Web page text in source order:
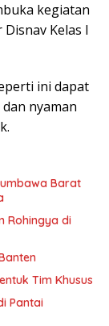
kegiatan
Kelas I
ini dapat
nyaman
Barat
Rohingya di
Tim Khusus
Pantai